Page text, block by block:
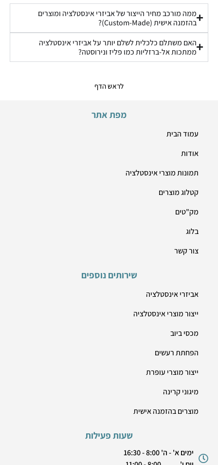
ממה מורכב מחיר הייצור של אביזרי אינסטלציה ומוצרים
בהזמנה אישית (Custom-Made)?
האם משתלם כלכלית לשלם יותר על אביזרי אינסטלציה
ממתכות אל-ברזליות כמו פליז ונירוסטה?
לראש הדף
מפת אתר
עמוד הבית
אודות
תמונות מוצרי אינסטלציה
קטלוג מוצרים
מק"טים
בלוג
צור קשר
שירותים נוספים
אביזרי אינסטלציה
ייצור מוצרי אינסטלציה
מכסי ביוב
הפחתת רעשים
ייצור מוצרי עופרת
מיגוני קרינה
מוצרים בהזמנה אישית
שעות פעילות
ימים א' - ה' 8:00 - 16:30